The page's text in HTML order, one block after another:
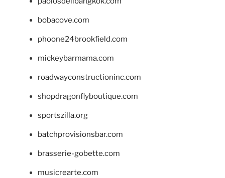
bobacove.com
phoone24brookfield.com
mickeybarmama.com
roadwayconstructioninc.com
shopdragonflyboutique.com
sportszilla.org
batchprovisionsbar.com
brasserie-gobette.com
musicrearte.com